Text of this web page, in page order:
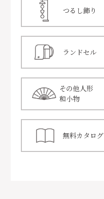
つるし飾り
ランドセル
その他人形
和小物
無料カタログ